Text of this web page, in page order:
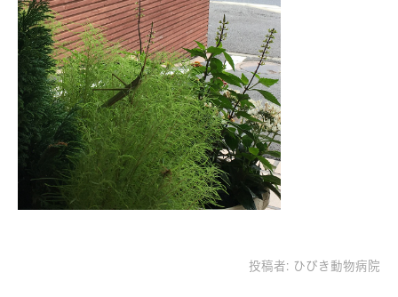
投稿者: ひびき動物病院